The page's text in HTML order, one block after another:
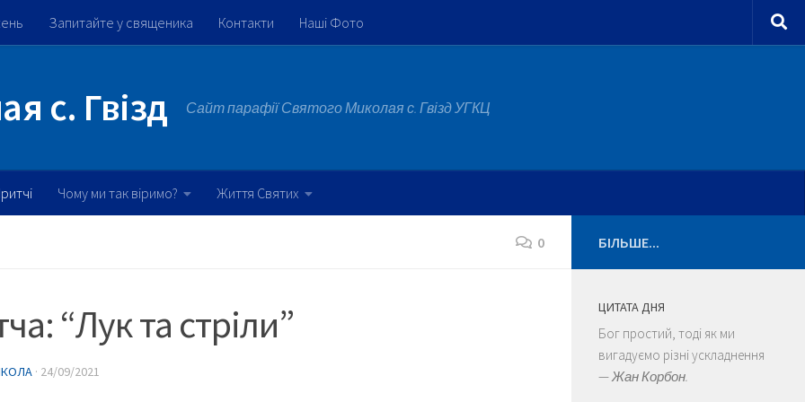
Запитайте у священика Контакти Наші Фото
с. Гвізд Сайт парафії Святого Миколая с. Гвізд УГКЦ
Чому ми так віримо? Життя Святих
0
“Лук та стріли”
· 24/09/2021
БІЛЬШЕ...
ЦИТАТА ДНЯ
Бог простий, тоді як ми
вигадуємо різні ускладнення
—Жан Корбон.